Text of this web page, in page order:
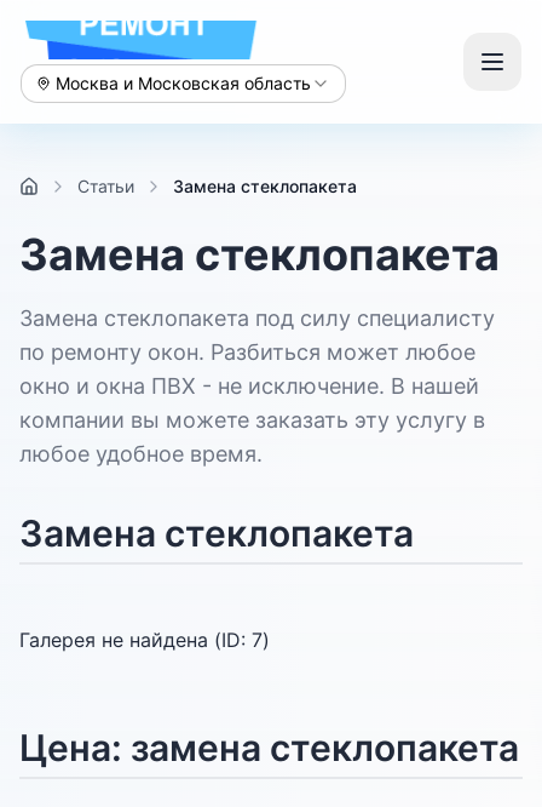
Москва и Московская область
Статьи Замена стеклопакета
Замена стеклопакета
Замена стеклопакета под силу специалисту
по ремонту окон. Разбиться может любое
окно и окна ПВХ - не исключение. В нашей
компании вы можете заказать эту услугу в
любое удобное время.
Замена стеклопакета
Галерея не найдена (ID: 7)
Цена: замена стеклопакета